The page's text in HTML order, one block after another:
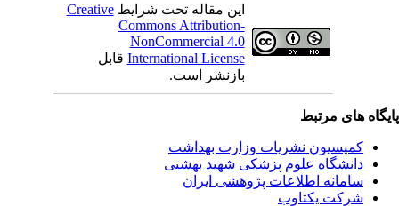
این مقاله تحت شرایطCreative
Commons Attribution-
NonCommercial 4.0
International Licenseقابل
بازنشر است.
های مرتبط
کمیسیون نشریات وزارت بهداشت
دانشگاه علوم پزشکی شهید بهشتی
سامانه اطلاعات پژوهشی ایران
شرکت یکتاوب